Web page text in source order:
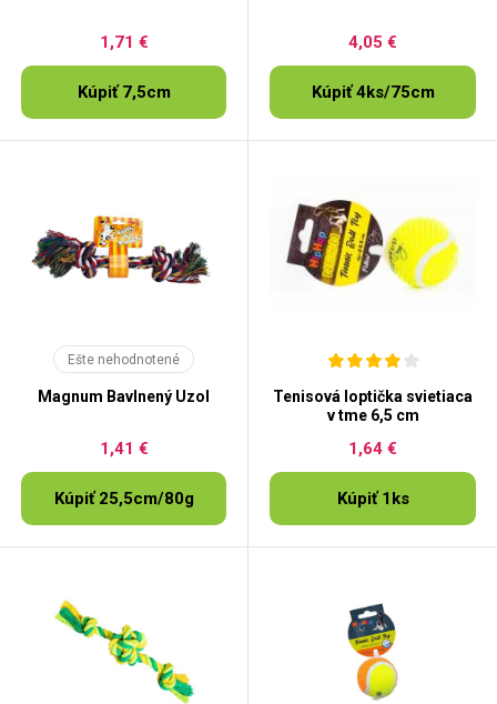
1,71 €
Kúpiť 7,5cm
4,05 €
Kúpiť 4ks/75cm
Ešte nehodnotené
Magnum Bavlnený Uzol
1,41 €
Kúpiť 25,5cm/80g
Tenisová loptička svietiaca
v tme 6,5 cm
1,64 €
Kúpiť 1ks